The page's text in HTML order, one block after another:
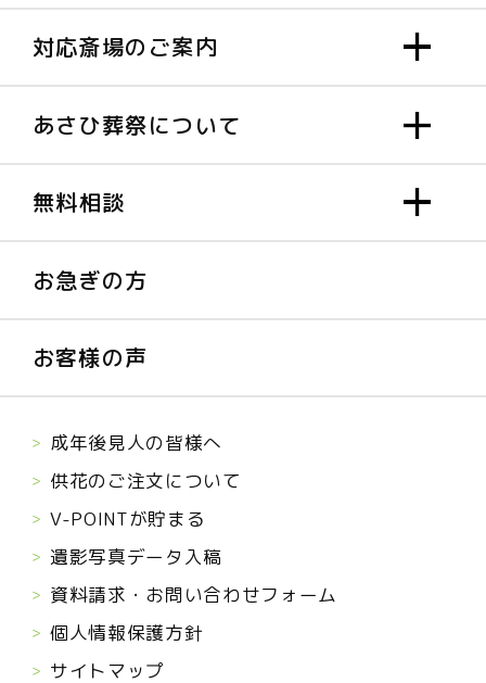
対応斎場のご案内
あさひ葬祭について
無料相談
お急ぎの方
お客様の声
成年後見人の皆様へ
供花のご注文について
V-POINTが貯まる
遺影写真データ入稿
資料請求・お問い合わせフォーム
個人情報保護方針
サイトマップ